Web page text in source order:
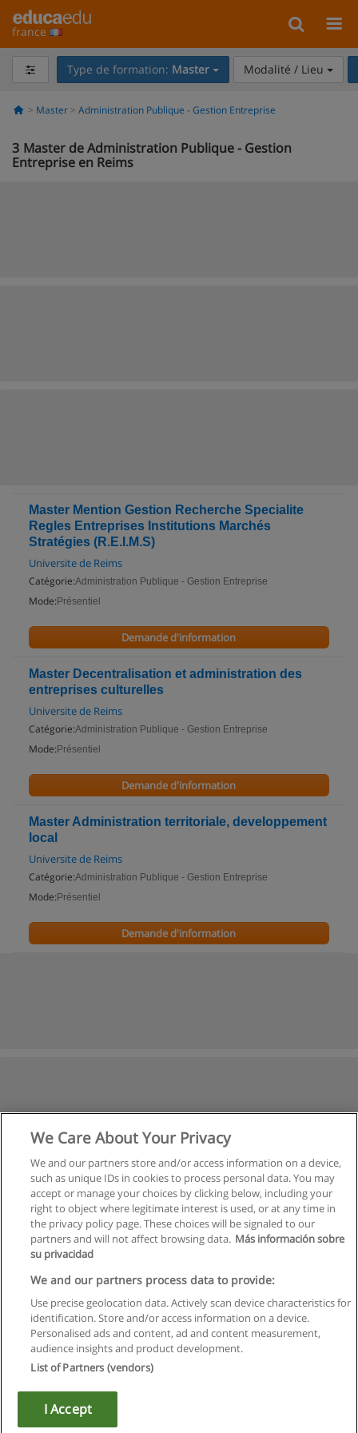
france
Type de formation: Master Modalité / Lieu
Master Administration Publique - Gestion Entreprise
3 Master de Administration Publique - Gestion
Entreprise en Reims
Master Mention Gestion Recherche Specialite
Regles Entreprises Institutions Marchés
Stratégies (R.E.I.M.S)
Universite de Reims
Catégorie:Administration Publique - Gestion Entreprise
Mode: Présentiel
Demande d'information
Master Decentralisation et administration des
entreprises culturelles
Universite de Reims
Catégorie:Administration Publique - Gestion Entreprise
Mode: Présentiel
Demande d'information
Master Administration territoriale, developpement
local
Universite de Reims
Catégorie:Administration Publique - Gestion Entreprise
Mode: Présentiel
Demande d'information
Règles d'utilisation
Confidentialité des données
Copyright © Educaedu Business S.L. - CIF : B-95610580: -
We Care About Your Privacy
We and our partners store and/or access information on a device,
such as unique IDs in cookies to process personal data. You may
accept or manage your choices by clicking below, including your
right to object where legitimate interest is used, or at any time in
the privacy policy page. These choices will be signaled to our
partners and will not affect browsing data. Más información sobre
su privacidad
We and our partners process data to provide:
Use precise geolocation data. Actively scan device characteristics for
identification. Store and/or access information on a device.
Personalised ads and content, ad and content measurement,
audience insights and product development.
List of Partners (vendors)
I Accept